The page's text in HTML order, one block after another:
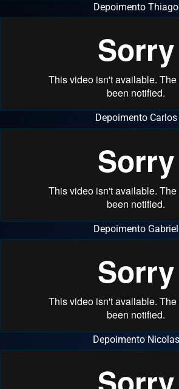
Depoimento Thiago
Depoimento Carlos
Depoimento Gabriel
Depoimento Nicolas